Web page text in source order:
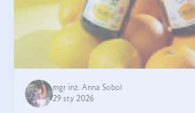
mgr inż. Anna Sobol
29 sty 2026